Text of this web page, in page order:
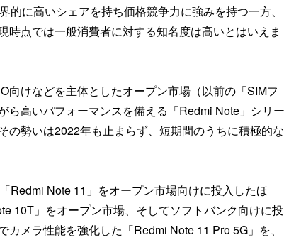
的に高いシェアを持ち価格競争力に強みを持つ一方、
時点では一般消費者に対する知名度は高いとはいえま
向けなどを主体としたオープン市場（以前の「SIMフ
ら高いパフォーマンスを備える「Redmi Note」シリー
の勢いは2022年も止まらず、短期間のうちに積極的な
Redmi Note 11」をオープン市場向けに投入したほ
10T」をオープン市場、そしてソフトバンク向けに投
メラ性能を強化した「Redmi Note 11 Pro 5G」を、